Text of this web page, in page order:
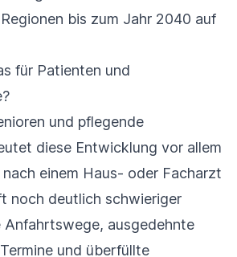
bis zum Jahr 2040 auf
für Patienten und
und pflegende
diese Entwicklung vor allem
nach einem Haus- oder Facharzt
noch deutlich schwieriger
Anfahrtswege, ausgedehnte
und überfüllte